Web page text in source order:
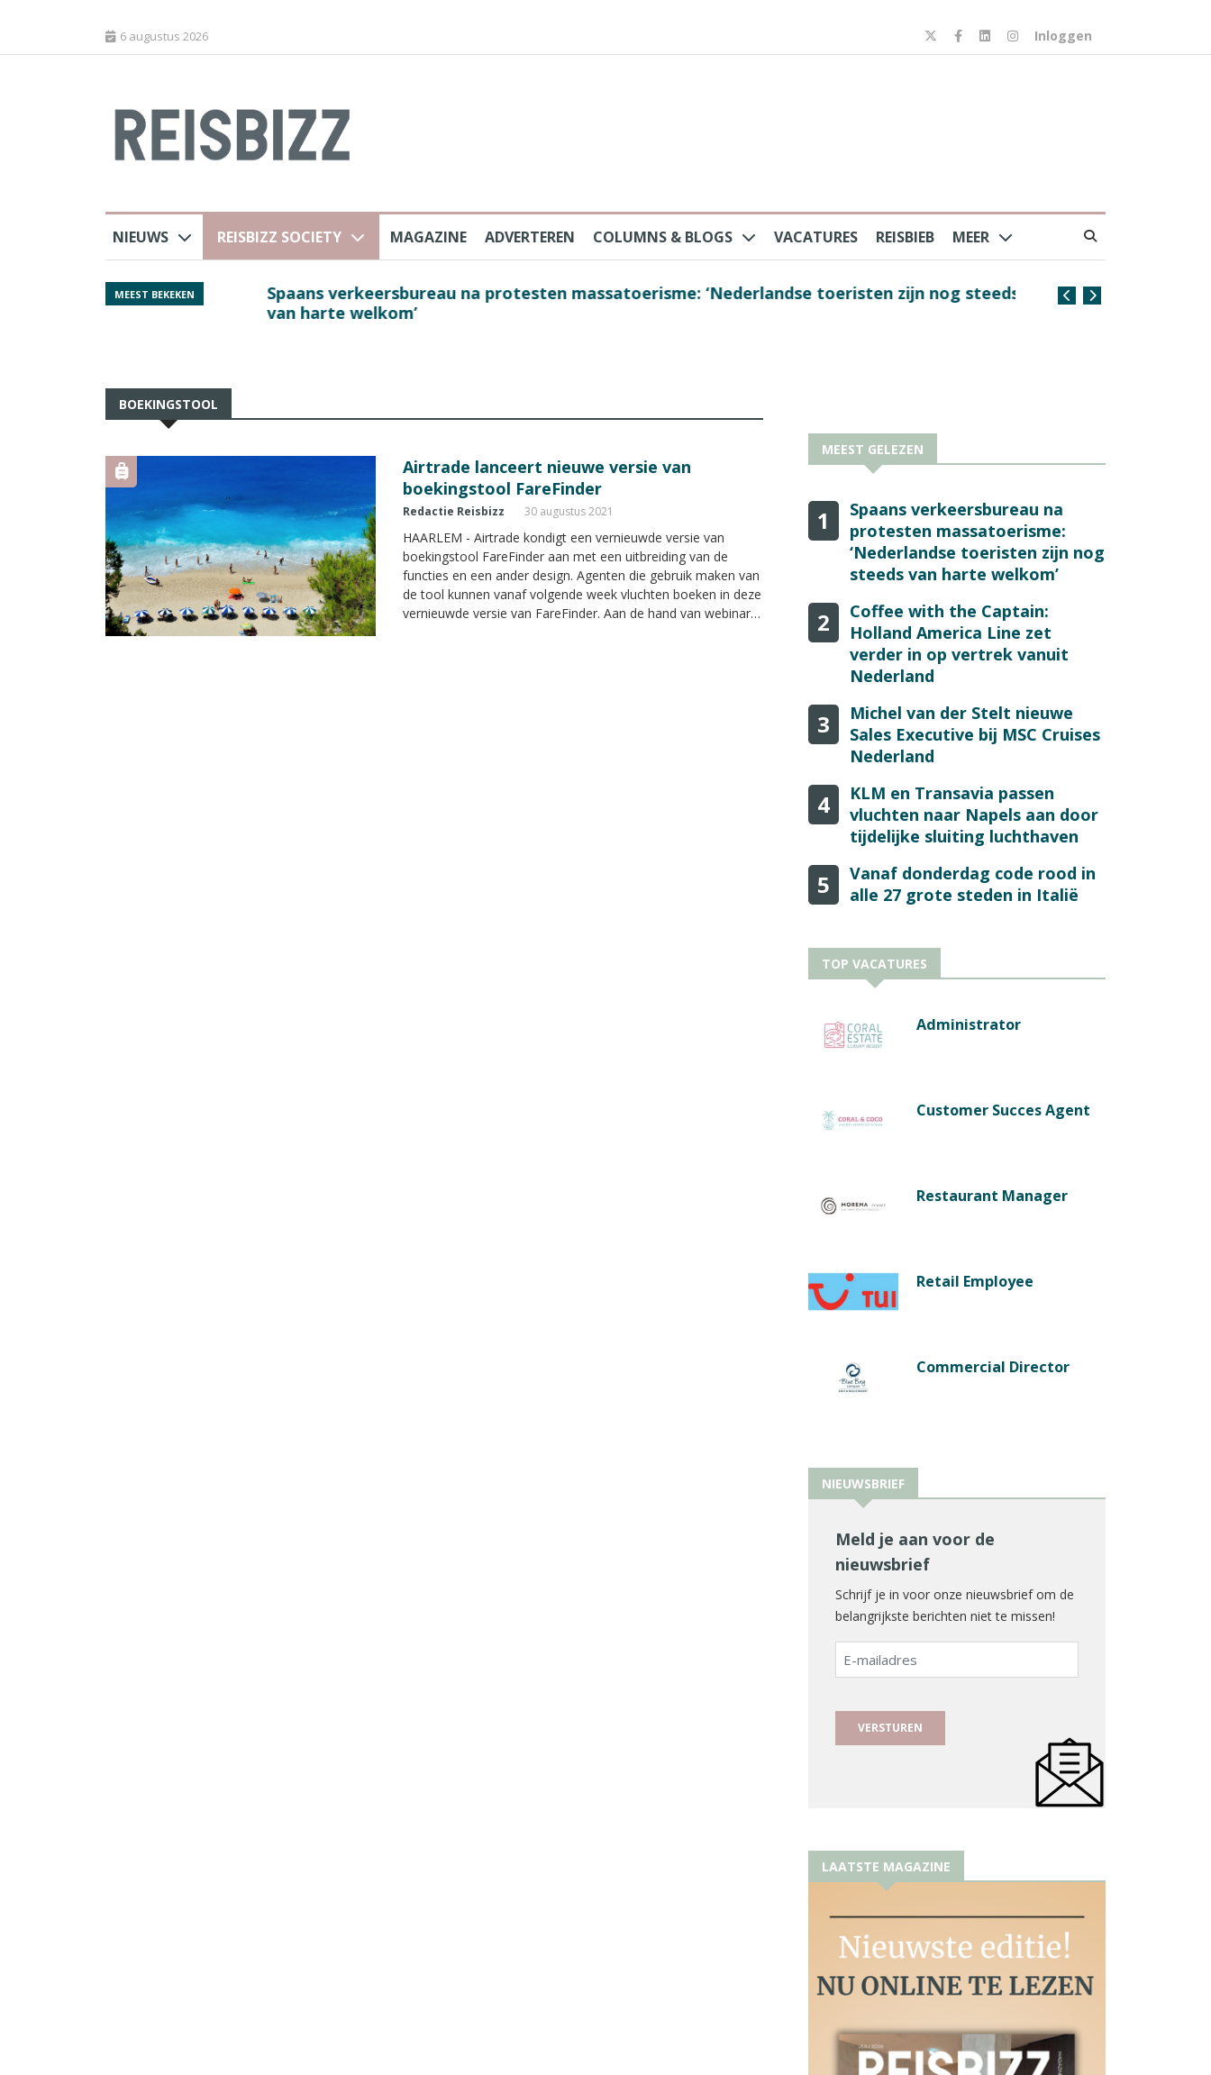
6 augustus 2026 Inloggen
NIEUWS REISBIZZ SOCIETY MAGAZINE ADVERTEREN COLUMNS & BLOGS VACATURES REISBIEB MEER
MEEST BEKEKEN
luchthaven
Spaans verkeersbureau na protesten massatoerisme: ‘Nederlandse toeristen zijn nog steeds
van harte welkom’
Coffee with the
BOEKINGSTOOL
Airtrade lanceert nieuwe versie van
boekingstool FareFinder
Redactie Reisbizz 30 augustus 2021
HAARLEM - Airtrade kondigt een vernieuwde versie van
boekingstool FareFinder aan met een uitbreiding van de
functies en een ander design. Agenten die gebruik maken van
de tool kunnen vanaf volgende week vluchten boeken in deze
vernieuwde versie van FareFinder. Aan de hand van webinars
MEEST GELEZEN
1
Spaans verkeersbureau na
protesten massatoerisme:
‘Nederlandse toeristen zijn nog
steeds van harte welkom’
2
Coffee with the Captain:
Holland America Line zet
verder in op vertrek vanuit
Nederland
3
Michel van der Stelt nieuwe
Sales Executive bij MSC Cruises
Nederland
4
KLM en Transavia passen
vluchten naar Napels aan door
tijdelijke sluiting luchthaven
5
Vanaf donderdag code rood in
alle 27 grote steden in Italië
TOP VACATURES
Administrator
Customer Succes Agent
Restaurant Manager
Retail Employee
Commercial Director
NIEUWSBRIEF
Meld je aan voor de
nieuwsbrief
Schrijf je in voor onze nieuwsbrief om de
belangrijkste berichten niet te missen!
E-
mailadres
LAATSTE MAGAZINE